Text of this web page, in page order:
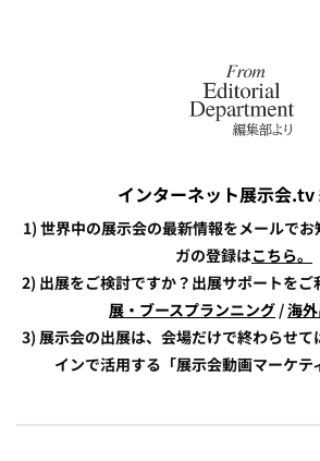
インターネット展示会.tv
1) 世界中の展示会の最新情報をメールで
ガの登録はこちら。
2) 出展をご検討ですか？出展サポートをご
展・ブースプランニング /海
3) 展示会の出展は、会場だけで終わらせて
インで活用する「展示会動画マーケテ